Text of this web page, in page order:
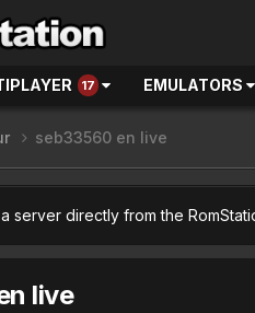
17 EMULATORS
seb33560 en live
server directly from the
live